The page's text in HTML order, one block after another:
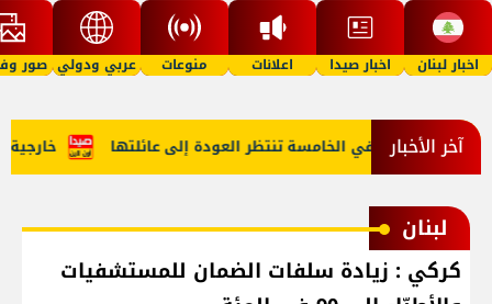
اخبار لبنان اخبار صيدا اعلانات منوعات عربي ودولي صور
آخر الأخبار خارجية طفلة في الخامسة تنتظر العودة إلى عائلتها
لبنان
كركي : زيادة سلفات الضمان للمستشفيات